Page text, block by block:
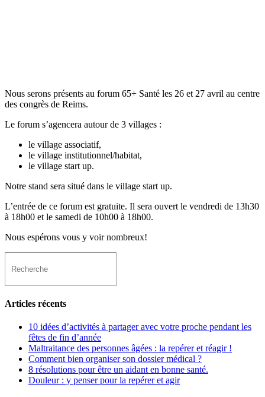
Nous serons présents au forum 65+ Santé les 26 et 27 avril au centre
des congrès de Reims.
Le forum s’agencera autour de 3 villages :
le village associatif,
le village institutionnel/habitat,
le village start up.
Notre stand sera situé dans le village start up.
L’entrée de ce forum est gratuite. Il sera ouvert le vendredi de 13h30
à 18h00 et le samedi de 10h00 à 18h00.
Nous espérons vous y voir nombreux!
Articles récents
10 idées d’activités à partager avec votre proche pendant les
fêtes de fin d’année
Maltraitance des personnes âgées : la repérer et réagir !
Comment bien organiser son dossier médical ?
8 résolutions pour être un aidant en bonne santé.
Douleur : y penser pour la repérer et agir